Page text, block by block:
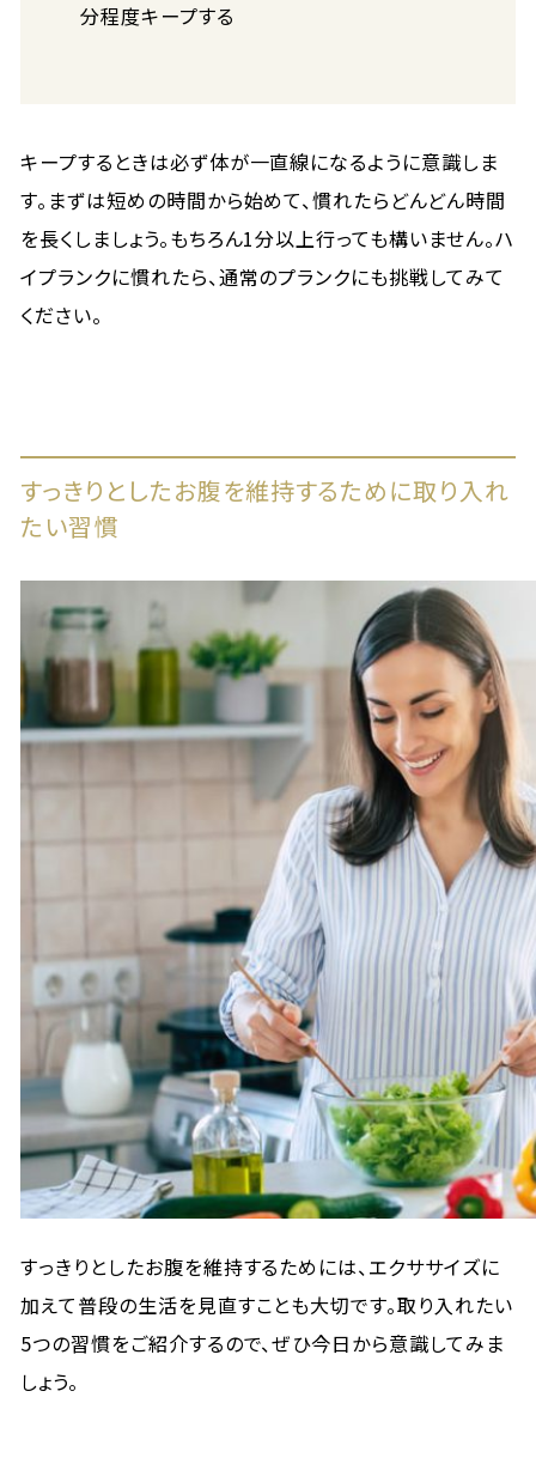
分程度キープする
キープするときは必ず体が一直線になるように意識しま
す。まずは短めの時間から始めて、慣れたらどんどん時間
を長くしましょう。もちろん1分以上行っても構いません。ハ
イプランクに慣れたら、通常のプランクにも挑戦してみて
ください。
すっきりとしたお腹を維持するために取り入れ
たい習慣
すっきりとしたお腹を維持するためには、エクササイズに
加えて普段の生活を見直すことも大切です。取り入れたい
5つの習慣をご紹介するので、ぜひ今日から意識してみま
しょう。